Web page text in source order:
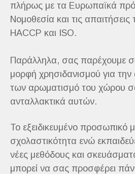
πλήρως με τα Ευρωπαϊκά
Νομοθεσία και τις
HACCP και ISO.
Παράλληλα, σας παρέχουμε
μορφή χρησιδανισμού για
των αρωματισμό του χώρου
ανταλλακτικά αυτών.
Το εξειδικευμένο προσωπικό
σχολαστικότητα ενώ
νέες μεθόδους και
μπορεί να σας προσφέρει